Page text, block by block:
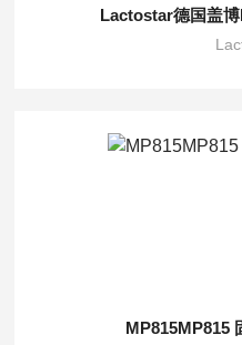
Lactostar德国盖
MP815MP815